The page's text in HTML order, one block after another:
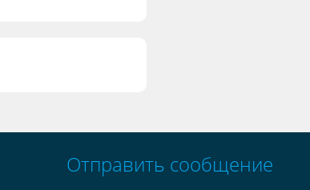
Отправить сообщение